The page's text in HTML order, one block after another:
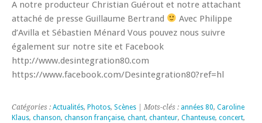
A notre producteur Christian Guérout et notre attachant
attaché de presse Guillaume Bertrand
Avec Philippe
d’Avilla et Sébastien Ménard Vous pouvez nous suivre
également sur notre site et Facebook
http://www.desintegration80.com
https://www.facebook.com/Desintegration80?ref=hl
Catégories : Actualités, Photos, Scènes | Mots-clés : années 80, Caroline
Klaus, chanson, chanson française, chant, chanteur, Chanteuse, concert,